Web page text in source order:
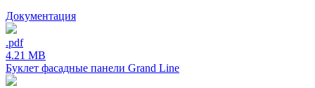
Документация
.pdf
4.21 MB
Буклет фасадные панели Grand Line